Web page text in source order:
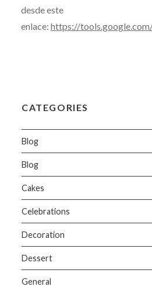
desde este
enlace: https://
CATEGORIES
Blog
Blog
Cakes
Celebrations
Decoration
Dessert
General